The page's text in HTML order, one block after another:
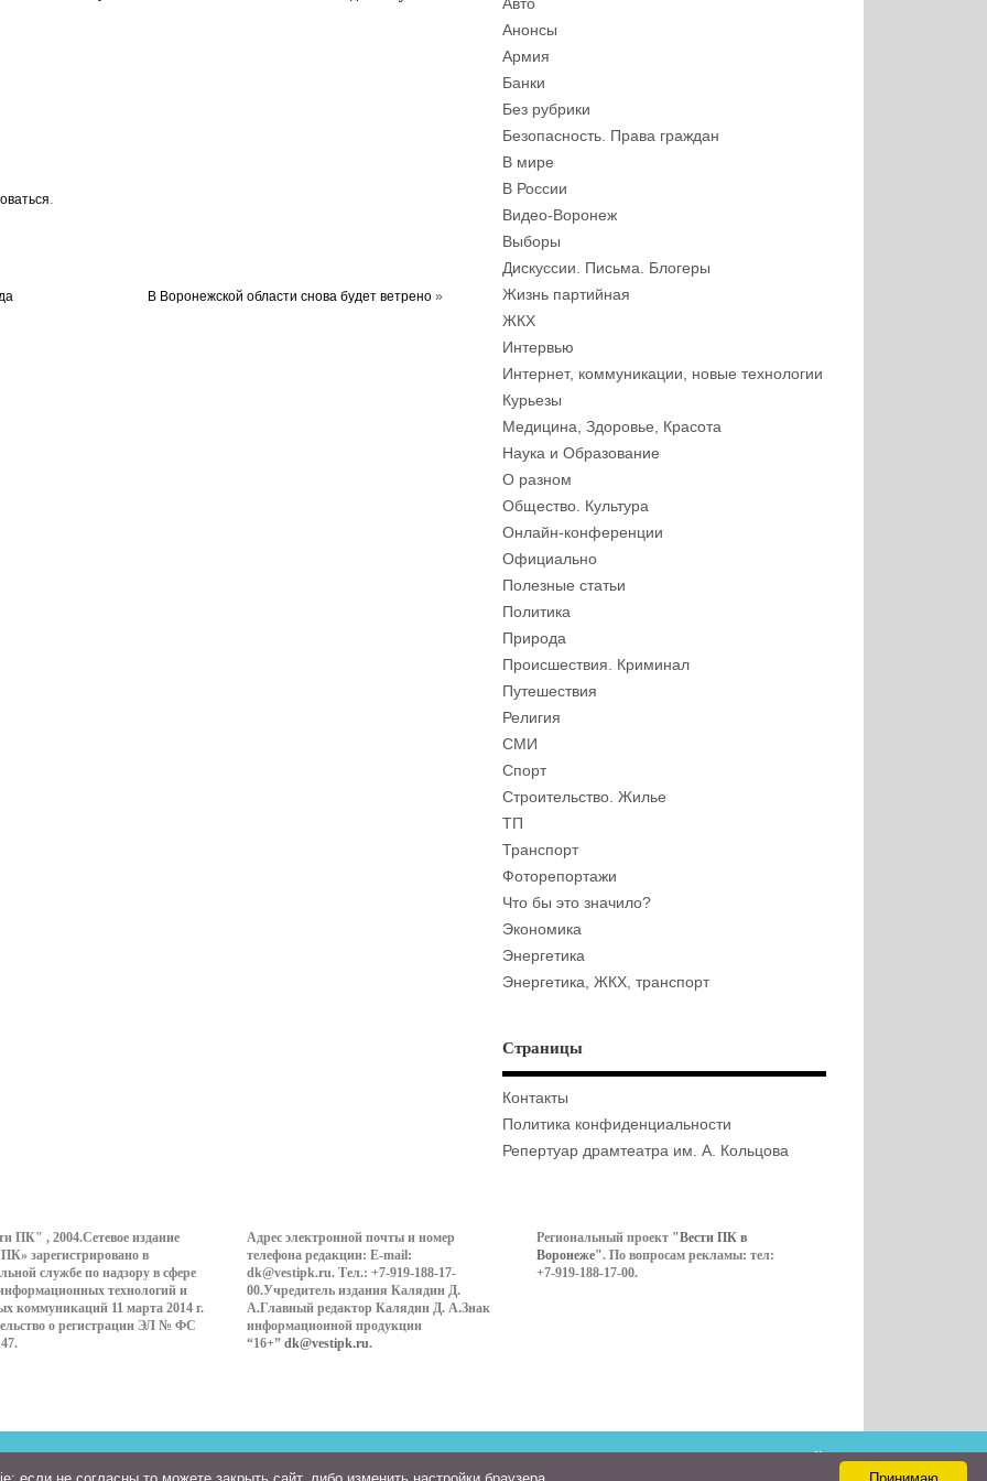
.
В Воронежской области снова будет ветрено »
Авто
Анонсы
Армия
Банки
Без рубрики
Безопасность. Права граждан
В мире
В России
Видео-Воронеж
Выборы
Дискуссии. Письма. Блогеры
Жизнь партийная
ЖКХ
Интервью
Интернет, коммуникации, новые технологии
Курьезы
Медицина, Здоровье, Красота
Наука и Образование
О разном
Общество. Культура
Онлайн-конференции
Официально
Полезные статьи
Политика
Природа
Происшествия. Криминал
Путешествия
Религия
СМИ
Спорт
Строительство. Жилье
ТП
Транспорт
Фоторепортажи
Что бы это значило?
Экономика
Энергетика
Энергетика, ЖКХ, транспорт
Страницы
Контакты
Политика конфиденциальности
Репертуар драмтеатра им. А. Кольцова
ПК" , 2004.Сетевое издание
зарегистрировано в
службе по надзору в сфере
технологий и
коммуникаций 11 марта 2014 г.
о регистрации ЭЛ № ФС
Адрес электронной почты и номер
телефона редакции: E-mail:
dk@vestipk.ru. Тел.: +7-919-188-17-
00.Учредитель издания Калядин Д.
А.Главный редактор Калядин Д. А.Знак
информационной продукции
“16+” dk@vestipk.ru.
Региональный проект "Вести ПК в
Воронеже". По вопросам рекламы: тел:
+7-919-188-17-00.
Контакты